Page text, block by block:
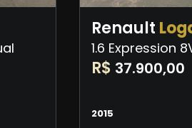
Renault
1.6 Expression
R$ 37.900,00
2015